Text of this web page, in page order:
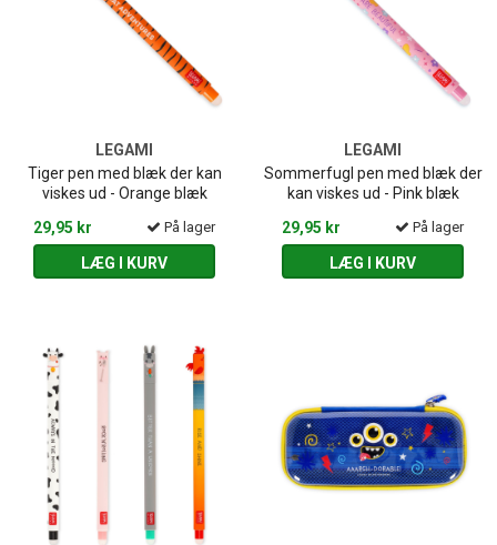
LEGAMI
Tiger pen med blæk der kan
viskes ud - Orange blæk
29,95 kr
På lager
LÆG I KURV
LEGAMI
Sommerfugl pen med blæk der
kan viskes ud - Pink blæk
29,95 kr
På lager
LÆG I KURV